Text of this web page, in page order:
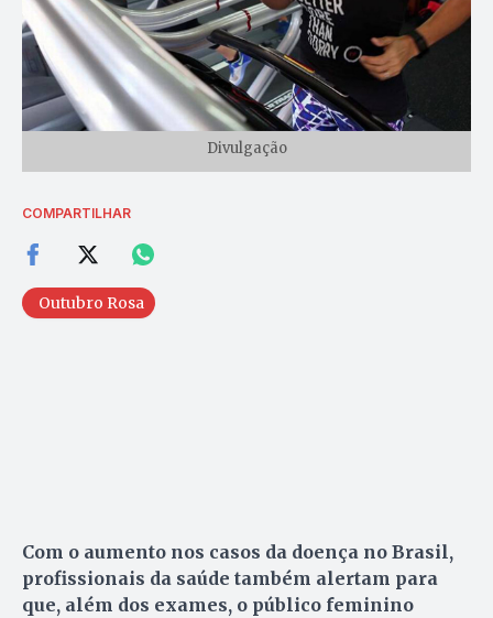
Divulgação
COMPARTILHAR
Outubro Rosa
Com o aumento nos casos da doença no Brasil,
profissionais da saúde também alertam para
que, além dos exames, o público feminino